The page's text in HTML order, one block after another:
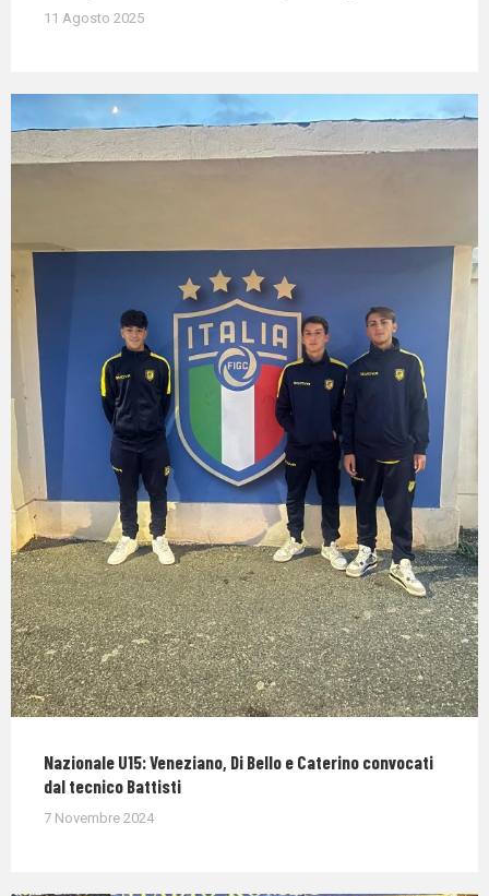
11 Agosto 2025
Nazionale U15: Veneziano, Di Bello e Caterino convocati
dal tecnico Battisti
7 Novembre 2024